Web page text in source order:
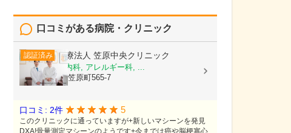
口コミがある病院・クリニック
認証済み 医療法人 笠原中央クリニック
内科, 糖尿病内科, アレルギー科, ...
茨城県水戸市笠原町565-7
口コミ: 2件 5
このクリニックに通っていますが+新しいマシーンを発見
DXA!骨量測定マシーンのようです+今までは癌や脳梗塞心